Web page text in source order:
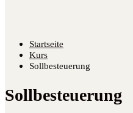
Startseite
Kurs
Sollbesteuerung
Sollbesteuerung